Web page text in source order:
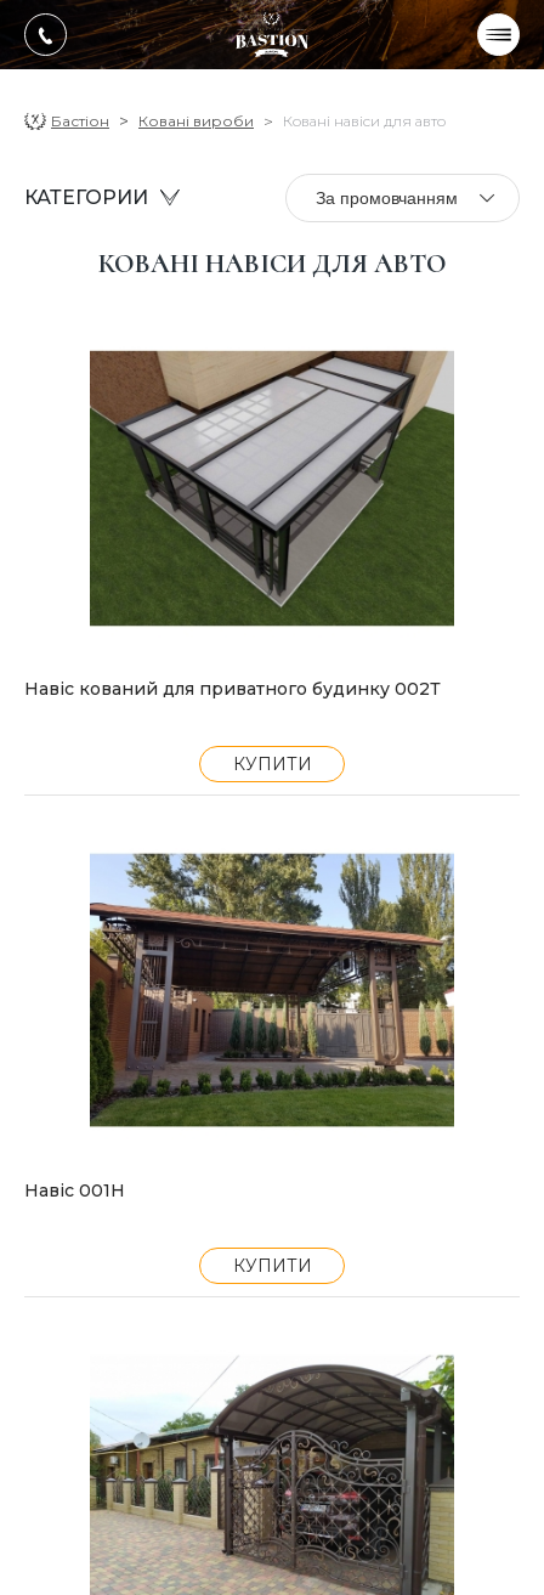
ПРОДУКЦІЯ
ПОСЛУГИ
Оплата, доставка
Блог
Контакти
Бастіон Ковані вироби Ковані навіси для авто
КАТЕГОРИИ
КОВАНІ НАВІСИ ДЛЯ АВТО
За промовчанням
Навіс кований для приватного будинку 002Т
КУПИТИ
Навіс 001Н
КУПИТИ